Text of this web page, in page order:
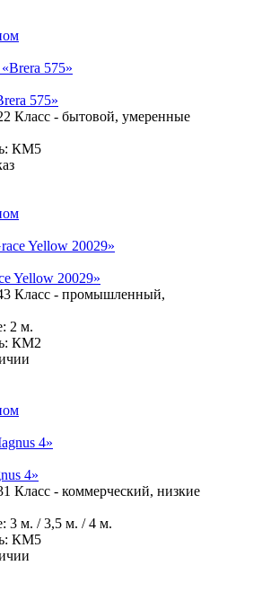
575»
Класс - бытовой, умеренные
КМ5
Yellow 20029»
Класс - промышленный,
2 м.
КМ2
4»
Класс - коммерческий, низкие
3 м. / 3,5 м. / 4 м.
КМ5